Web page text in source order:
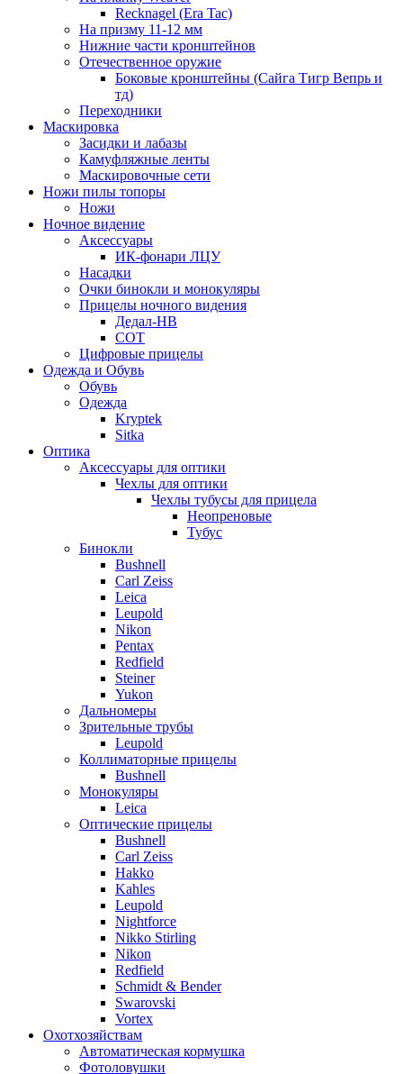
Recknagel (Era Tac)
На призму 11-12 мм
Нижние части кронштейнов
Отечественное оружие
Боковые кронштейны (Сайга Тигр Вепрь и
тд)
Переходники
Маскировка
Засидки и лабазы
Камуфляжные ленты
Маскировочные сети
Ножи пилы топоры
Ножи
Ночное видение
Аксессуары
ИК-фонари ЛЦУ
Насадки
Очки бинокли и монокуляры
Прицелы ночного видения
Дедал-НВ
СОТ
Цифровые прицелы
Одежда и Обувь
Обувь
Одежда
Kryptek
Sitka
Оптика
Аксессуары для оптики
Чехлы для оптики
Чехлы тубусы для прицела
Неопреновые
Тубус
Бинокли
Bushnell
Carl Zeiss
Leica
Leupold
Nikon
Pentax
Redfield
Steiner
Yukon
Дальномеры
Зрительные трубы
Leupold
Коллиматорные прицелы
Bushnell
Монокуляры
Leica
Оптические прицелы
Bushnell
Carl Zeiss
Hakko
Kahles
Leupold
Nightforce
Nikko Stirling
Nikon
Redfield
Schmidt & Bender
Swarovski
Vortex
Охотхозяйствам
Автоматическая кормушка
Фотоловушки